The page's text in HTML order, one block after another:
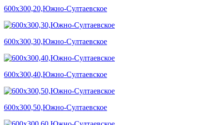
600х300,20,Южно-Султаевское
600х300,30,Южно-Султаевское
600х300,40,Южно-Султаевское
600х300,50,Южно-Султаевское